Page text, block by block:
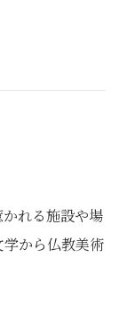
れる施設や場
から仏教美術